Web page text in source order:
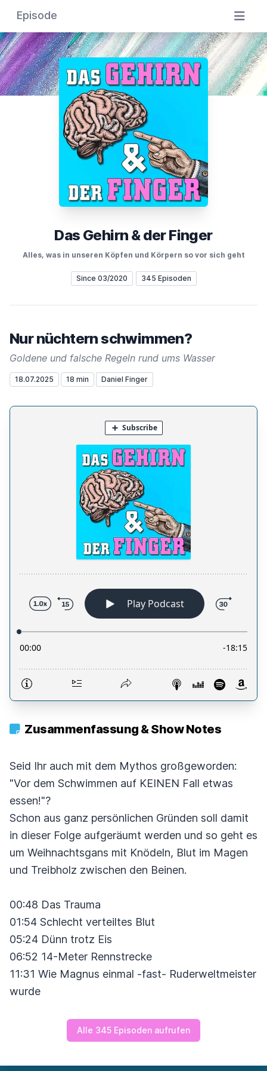
Episode
Das Gehirn & der Finger
Alles, was in unseren Köpfen und Körpern so vor sich geht
Since 03/2020 345 Episoden
Nur nüchtern schwimmen?
Goldene und falsche Regeln rund ums Wasser
18.07.2025 18 min Daniel Finger
Zusammenfassung & Show Notes
Seid Ihr auch mit dem Mythos großgeworden:
"Vor dem Schwimmen auf KEINEN Fall etwas
essen!"?
Schon aus ganz persönlichen Gründen soll damit
in dieser Folge aufgeräumt werden und so geht es
um Weihnachtsgans mit Knödeln, Blut im Magen
und Treibholz zwischen den Beinen.
00:48 Das Trauma
01:54 Schlecht verteiltes Blut
05:24 Dünn trotz Eis
06:52 14-Meter Rennstrecke
11:31 Wie Magnus einmal -fast- Ruderweltmeister
wurde
Alle 345 Episoden aufrufen